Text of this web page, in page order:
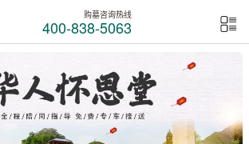
购墓咨询热线
400-838-5063